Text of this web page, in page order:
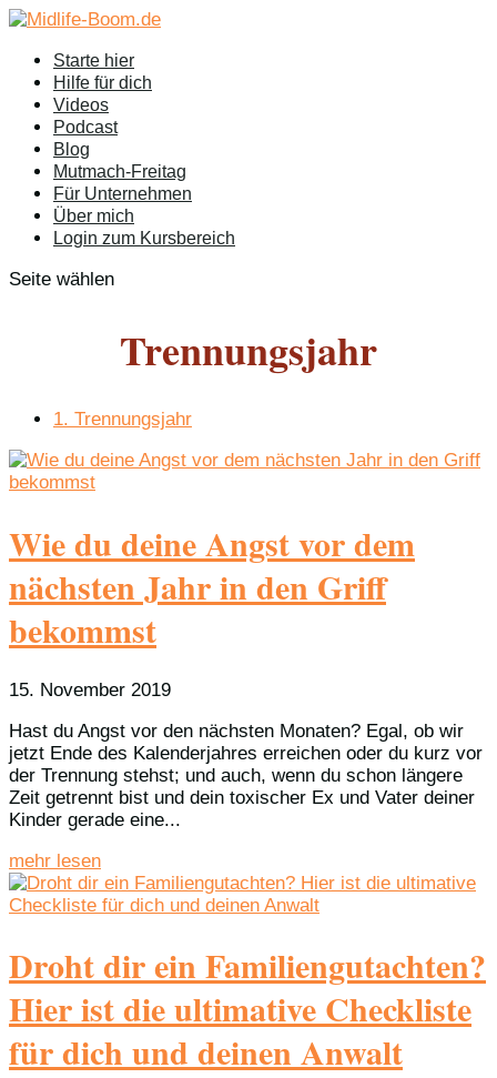
Starte hier
Hilfe für dich
Videos
Podcast
Blog
Mutmach-Freitag
Für Unternehmen
Über mich
Login zum Kursbereich
Seite wählen
Trennungsjahr
1. Trennungsjahr
Wie du deine Angst vor dem
nächsten Jahr in den Griff
bekommst
15. November 2019
Hast du Angst vor den nächsten Monaten? Egal, ob wir
jetzt Ende des Kalenderjahres erreichen oder du kurz vor
der Trennung stehst; und auch, wenn du schon längere
Zeit getrennt bist und dein toxischer Ex und Vater deiner
Kinder gerade eine...
mehr lesen
Droht dir ein Familiengutachten?
Hier ist die ultimative Checkliste
für dich und deinen Anwalt